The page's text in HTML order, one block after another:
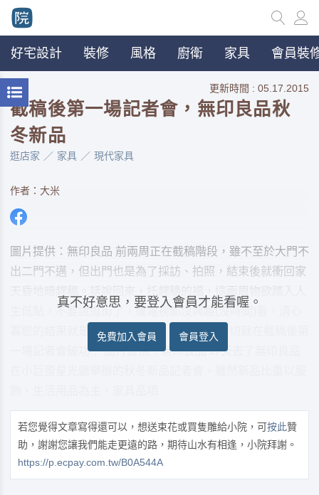
好宅設計 裝修 風格 廚衛 家具 會員裝
更新時間 : 05.17.2015
截稿後第一場記者會，無印良品秋
冬新品
逛店家 家具 現代家具
作者：大米
圖片提供：無印良品 前兩周正在截稿階段，雖不至於大門不
出二門不邁，但出門也是為了採訪、拍照，結束後就衝回家
生低點，不要說逛街了，連電視都沒興趣(沒時間)看，清心
寡慾的結果就是雜支變少許多。 結果，這一切就在截稿後第
一場記者會破功！ 圖片提供：無印良品 昨天去了無印良品
真不好意思，要登入會員才能看喔。
免費加入會員 會員登入
若您覺得文章寫得還可以，想送束花或買隻雕給小院，可按此贊
助，謝謝您讓我們能走更遠的路，期待山水有相逢，小院拜謝。
https://p.ecpay.com.tw/B0A544A